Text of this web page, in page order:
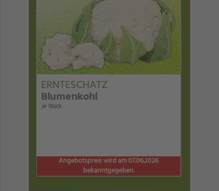
ERNTESCHATZ
Blumenkohl
je Stück
Angebotspreis wird am 07.06.2026
bekanntgegeben.